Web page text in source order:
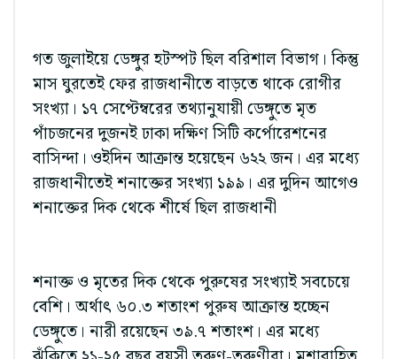
গত জুলাইয়ে ডেঙ্গুর হটস্পট ছিল বরিশাল বিভাগ। কিন্তু
মাস ঘুরতেই ফের রাজধানীতে বাড়তে থাকে রোগীর
সংখ্যা। ১৭ সেপ্টেম্বরের তথ্যানুযায়ী ডেঙ্গুতে মৃত
পাঁচজনের দুজনই ঢাকা দক্ষিণ সিটি কর্পোরেশনের
বাসিন্দা। ওইদিন আক্রান্ত হয়েছেন ৬২২ জন। এর মধ্যে
রাজধানীতেই শনাক্তের সংখ্যা ১৯৯। এর দুদিন আগেও
শনাক্তের দিক থেকে শীর্ষে ছিল রাজধানী
শনাক্ত ও মৃতের দিক থেকে পুরুষের সংখ্যাই সবচেয়ে
বেশি। অর্থাৎ ৬০.৩ শতাংশ পুরুষ আক্রান্ত হচ্ছেন
ডেঙ্গুতে। নারী রয়েছেন ৩৯.৭ শতাংশ। এর মধ্যে